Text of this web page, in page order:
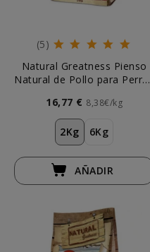
(5)
Natural Greatness Pienso
Natural de Pollo para Perros
16,77 € 8,38€/kg
2Kg 6Kg
AÑADIR